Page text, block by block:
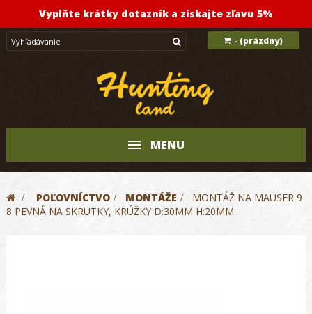
Vyplňte krátky dotazník a získajte zľavu 5%
- (prázdny)
MENU
> POĽOVNÍCTVO > MONTÁŽE >
MONTÁŽ NA MAUSER 9
8 PEVNÁ NA SKRUTKY, KRÚŽKY D:30MM H:20MM